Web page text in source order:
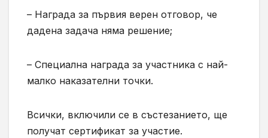
– Награда за първия верен отговор, че
дадена задача няма решение;
– Специална награда за участника с най-
малко наказателни точки.
Всички, включили се в състезанието, ще
получат сертификат за участие.